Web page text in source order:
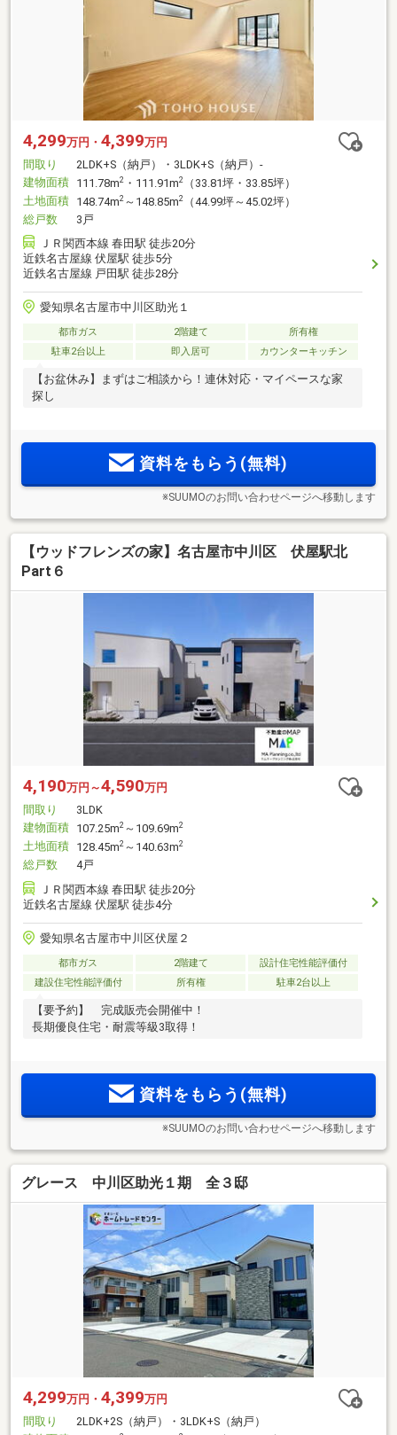
4,299万円・ 4,399万円
間取り
2LDK+S（納戸）・3LDK+S（納戸）-
建物面積 111.78m2 ・111.91m2
（33.81坪・33.85坪）
土地面積 148.74m2 ～148.85m2
（44.99坪～45.02坪）
総戸数
3戸
ＪＲ関西本線 春田駅 徒歩20分
近鉄名古屋線 伏屋駅 徒歩5分
近鉄名古屋線 戸田駅 徒歩28分
愛知県名古屋市中川区助光１
都市ガス 2階建て
所有権
駐車2台以上
即入居可 カウンターキッチン
【お盆休み】まずはご相談から！連休対応・マイペースな家
探し
資料をもらう(無料)
※SUUMOのお問い合わせページへ移動します
【ウッドフレンズの家】名古屋市中川区 伏屋駅北
Part６
4,190万円～4,590万円
間取り
3LDK
建物面積 107.25m2 ～109.69m2
土地面積 128.45m2 ～140.63m2
総戸数
4戸
ＪＲ関西本線 春田駅 徒歩20分
近鉄名古屋線 伏屋駅 徒歩4分
愛知県名古屋市中川区伏屋２
都市ガス 2階建て
設計住宅性能評価付
建設住宅性能評価付
所有権 駐車2台以上
【要予約】 完成販売会開催中！
長期優良住宅・耐震等級3取得！
資料をもらう(無料)
※SUUMOのお問い合わせページへ移動します
グレース 中川区助光１期 全３邸
4,299万円・ 4,399万円
間取り
2LDK+2S（納戸）・3LDK+S（納戸）